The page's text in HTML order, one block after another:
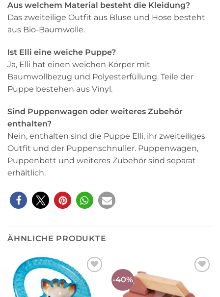
Aus welchem Material besteht die Kleidung?
Das zweiteilige Outfit aus Bluse und Hose besteht
aus Bio-Baumwolle.
Ist Elli eine weiche Puppe?
Ja, Elli hat einen weichen Körper mit
Baumwollbezug und Polyesterfüllung. Teile der
Puppe bestehen aus Vinyl.
Sind Puppenwagen oder weiteres Zubehör
enthalten?
Nein, enthalten sind die Puppe Elli, ihr zweiteiliges
Outfit und der Puppenschnuller. Puppenwagen,
Puppenbett und weiteres Zubehör sind separat
erhältlich.
ÄHNLICHE PRODUKTE
Auf die
Wunschliste
-40%
Wunschliste